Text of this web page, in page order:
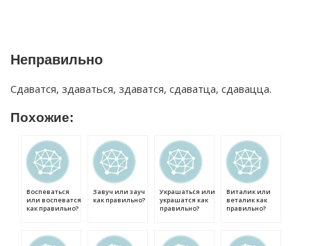
Неправильно
Сдаватся, здаваться, здаватся, сдаватца, сдавацца.
Похожие:
Воспеваться
или воспеватся
как правильно?
Завуч или зауч
как правильно?
Украшаться или
украшатся как
правильно?
Виталик или
веталик как
правильно?